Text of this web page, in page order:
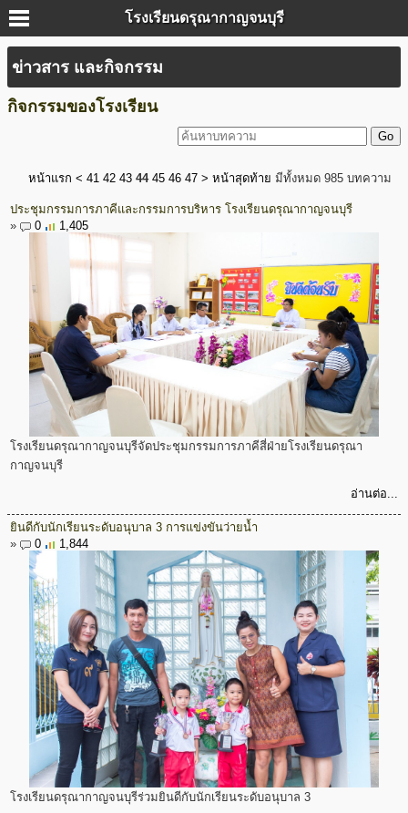
โรงเรียนดรุณากาญจนบุรี
ข่าวสาร และกิจกรรม
กิจกรรมของโรงเรียน
หน้าแรก < 41 42 43 44 45 46 47 > หน้าสุดท้าย มีทั้งหมด 985 บทความ
ประชุมกรรมการภาคีและกรรมการบริหาร โรงเรียนดรุณากาญจนบุรี
»
0 1,405
โรงเรียนดรุณากาญจนบุรีจัดประชุมกรรมการภาคีสี่ฝ่ายโรงเรียนดรุณา
กาญจนบุรี
อ่านต่อ...
ยินดีกับนักเรียนระดับอนุบาล 3 การแข่งขันว่ายน้ำ
»
0 1,844
โรงเรียนดรุณากาญจนบุรีร่วมยินดีกับนักเรียนระดับอนุบาล 3